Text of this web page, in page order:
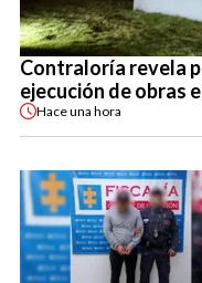
Contraloría revela
ejecución de obras
Haceuna hora